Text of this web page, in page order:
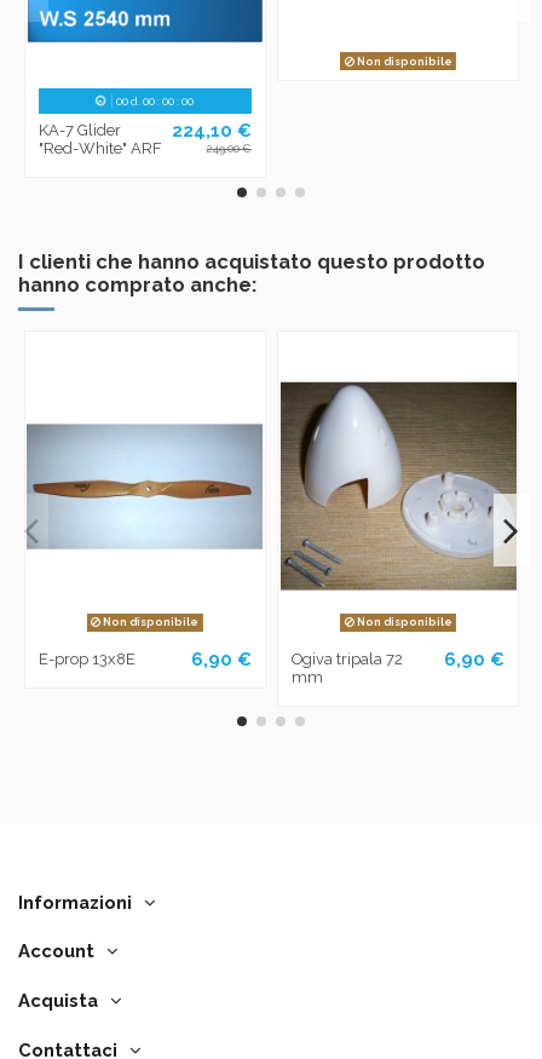
00d. 00:00:00
KA-7 Glider
"Red-White" ARF
224,10 €
249,00 €
Non disponibile
I clienti che hanno acquistato questo prodotto
hanno comprato anche:
Non disponibile
E-prop 13x8E 6,90 €
Non disponibile
Ogiva tripala 72
mm
6,90 €
Informazioni
Account
Acquista
Contattaci